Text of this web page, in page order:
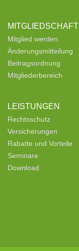
MITGLIEDSCHAFT
Mitglied werden
Änderungsmitteilung
Beitragsordnung
Mitgliederbereich
LEISTUNGEN
Rechtsschutz
Versicherungen
Rabatte und Vorteile
Seminare
Download